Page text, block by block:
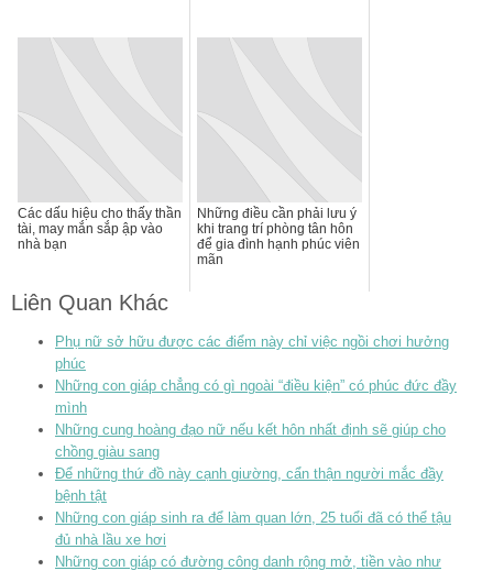
Các dấu hiệu cho thấy thần
tài, may mắn sắp ập vào
nhà bạn
Những điều cần phải lưu ý
khi trang trí phòng tân hôn
để gia đình hạnh phúc viên
mãn
Liên Quan Khác
Phụ nữ sở hữu được các điểm này chỉ việc ngồi chơi hưởng
phúc
Những con giáp chẳng có gì ngoài “điều kiện” có phúc đức đầy
mình
Những cung hoàng đạo nữ nếu kết hôn nhất định sẽ giúp cho
chồng giàu sang
Để những thứ đồ này cạnh giường, cẩn thận người mắc đầy
bệnh tật
Những con giáp sinh ra để làm quan lớn, 25 tuổi đã có thể tậu
đủ nhà lầu xe hơi
Những con giáp có đường công danh rộng mở, tiền vào như